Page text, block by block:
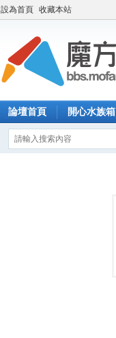
設為首頁 收藏本站
論壇首頁 開心水族箱